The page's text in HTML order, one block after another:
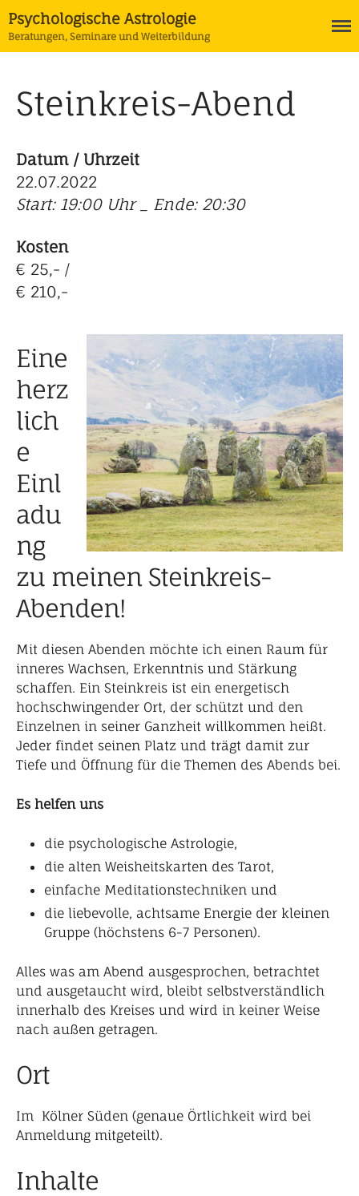
Termine
Astrologie
Tarot
Psychologische Astrologie
Beratungen, Seminare und Weiterbildung
Steinkreis-Abend
Datum / Uhrzeit
22.07.2022
Start: 19:00 Uhr _ Ende: 20:30
Kosten
€ 25,- /
€ 210,-
Eine
herz
lich
e
Einl
adu
ng
zu meinen Steinkreis-
Abenden!
Mit diesen Abenden möchte ich einen Raum für
inneres Wachsen, Erkenntnis und Stärkung
schaffen. Ein Steinkreis ist ein energetisch
hochschwingender Ort, der schützt und den
Einzelnen in seiner Ganzheit willkommen heißt.
Jeder findet seinen Platz und trägt damit zur
Tiefe und Öffnung für die Themen des Abends bei.
Es helfen uns
die psychologische Astrologie,
die alten Weisheitskarten des Tarot,
einfache Meditationstechniken und
die liebevolle, achtsame Energie der kleinen
Gruppe (höchstens 6-7 Personen).
Alles was am Abend ausgesprochen, betrachtet
und ausgetaucht wird, bleibt selbstverständlich
innerhalb des Kreises und wird in keiner Weise
nach außen getragen.
Ort
Im Kölner Süden (genaue Örtlichkeit wird bei
Anmeldung mitgeteilt).
Inhalte